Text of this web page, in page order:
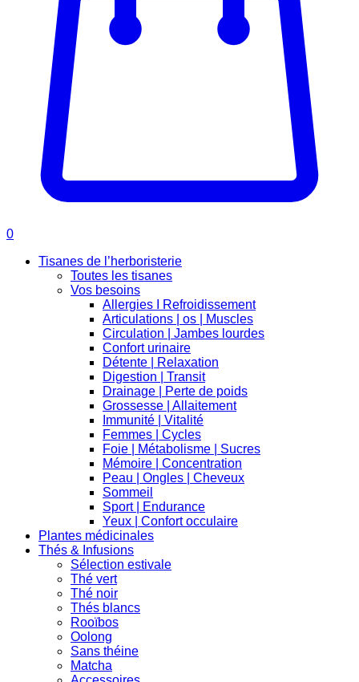
0
Tisanes de l’herboristerie
Toutes les tisanes
Vos besoins
Allergies I Refroidissement
Articulations | os | Muscles
Circulation | Jambes lourdes
Confort urinaire
Détente | Relaxation
Digestion | Transit
Drainage | Perte de poids
Grossesse | Allaitement
Immunité | Vitalité
Femmes | Cycles
Foie | Métabolisme | Sucres
Mémoire | Concentration
Peau | Ongles | Cheveux
Sommeil
Sport | Endurance
Yeux | Confort occulaire
Plantes médicinales
Thés & Infusions
Sélection estivale
Thé vert
Thé noir
Thés blancs
Rooïbos
Oolong
Sans théine
Matcha